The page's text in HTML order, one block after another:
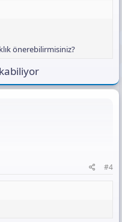
önerebilirmisiniz?
#4